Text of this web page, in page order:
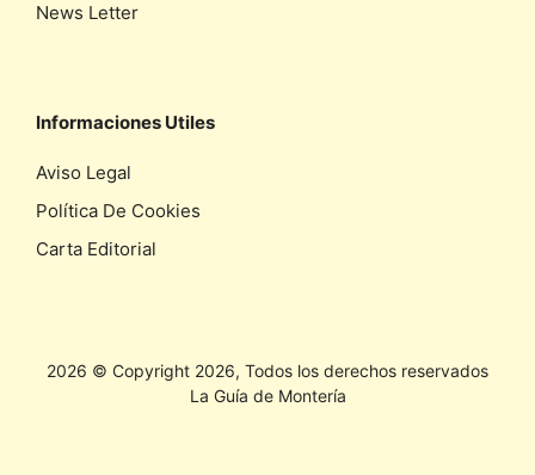
News Letter
Informaciones Utiles
Aviso Legal
Política De Cookies
Carta Editorial
2026 © Copyright 2026, Todos los derechos reservados
La Guía de Montería